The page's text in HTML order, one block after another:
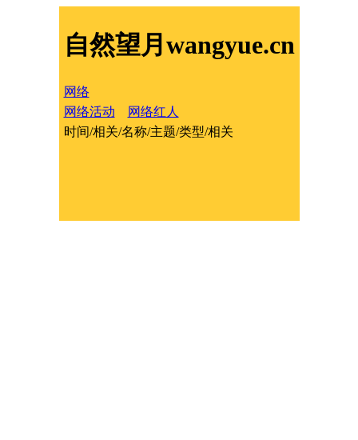
自然望月wangyue.cn
网络
网络活动
网络红人
时间/相关/名称/主题/类型/相关